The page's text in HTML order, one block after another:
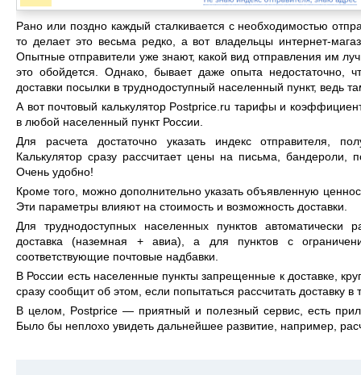
Рано или поздно каждый сталкивается с необходимостью
то делает это весьма редко, а вот владельцы интернет-
Опытные отправители уже знают, какой вид отправления им
это обойдется. Однако, бывает даже опыта недостаточно,
доставки посылки в труднодоступный населенный пункт, ведь
А вот почтовый калькулятор Postprice.ru тарифы и
в любой населенный пункт России.
Для расчета достаточно указать индекс отправителя,
Калькулятор сразу рассчитает цены на письма, бандероли,
Очень удобно!
Кроме того, можно дополнительно указать объявленную
Эти параметры влияют на стоимость и возможность доставки.
Для труднодоступных населенных пунктов автоматически
доставка (наземная + авиа), а для пунктов с
соответствующие почтовые надбавки.
В России есть населенные пункты запрещенные к доставке,
сразу сообщит об этом, если попытаться рассчитать доставку в
В целом, Postprice — приятный и полезный сервис, есть
Было бы неплохо увидеть дальнейшее развитие, например,